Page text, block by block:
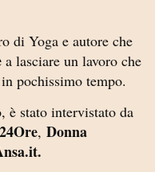
di Yoga e autore che
a lasciare un lavoro che
pochissimo tempo.
è stato intervistato da
, Donna